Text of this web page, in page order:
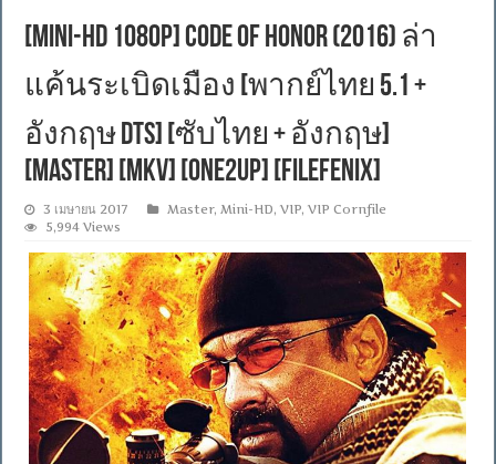
[MINI-HD 1080P] Code of Honor (2016) ล่า
แค้นระเบิดเมือง [พากย์ไทย 5.1 +
อังกฤษ DTS] [ซับไทย + อังกฤษ]
[MASTER] [MKV] [ONE2UP] [Filefenix]
3 เมษายน 2017 Master,Mini-HD,VIP,VIP Cornfile
5,994 Views